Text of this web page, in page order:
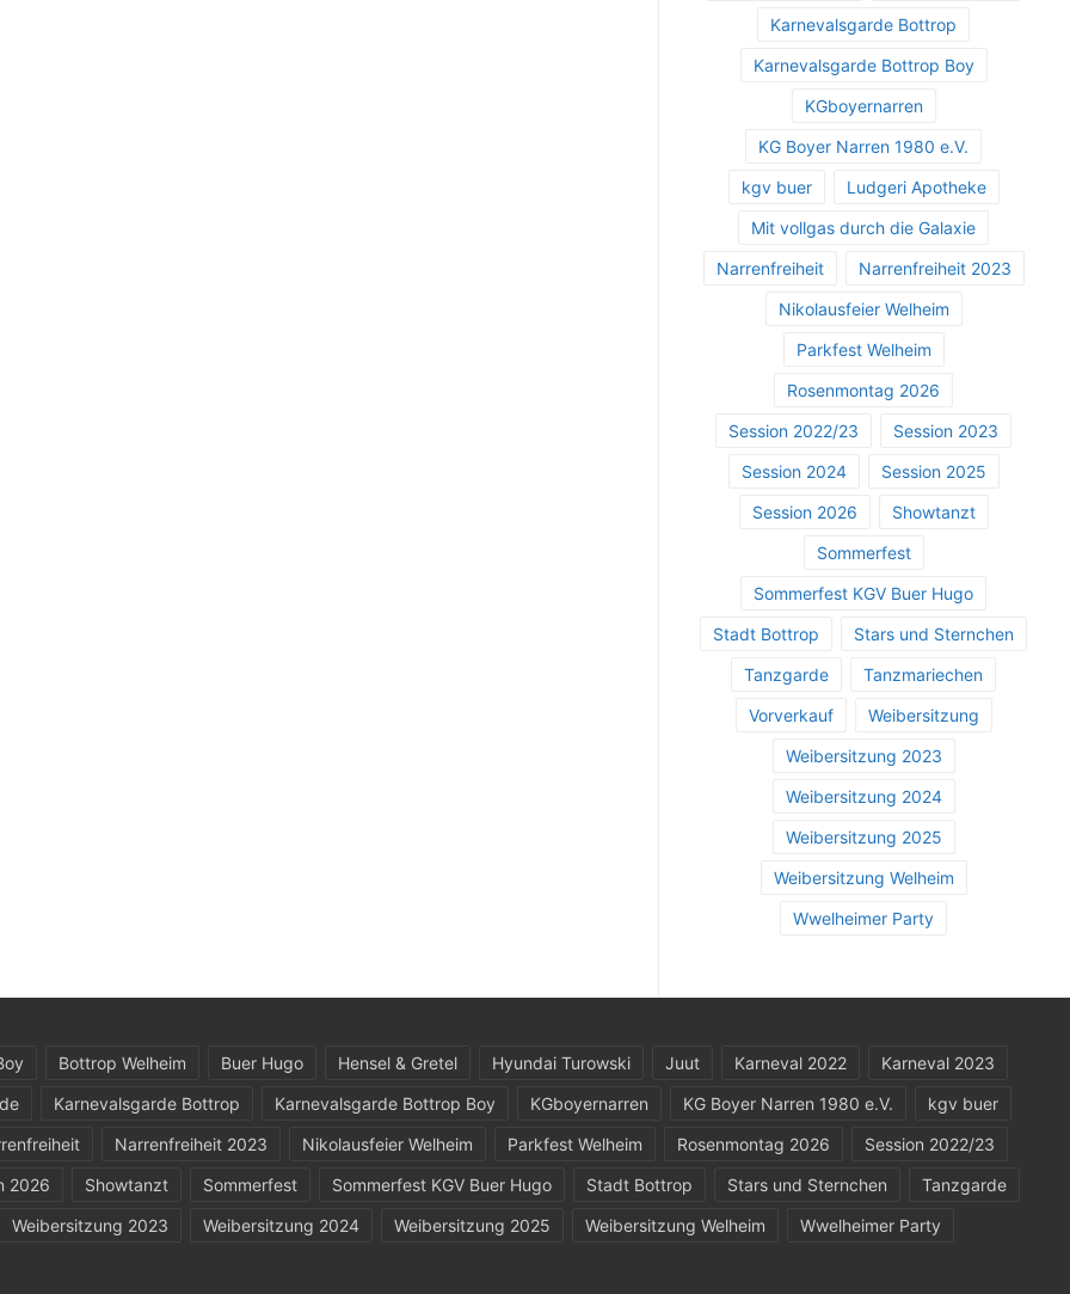
Karnevalsgarde Bottrop
Karnevalsgarde Bottrop Boy
KGboyernarren
KG Boyer Narren 1980 e.V.
kgv buer
Ludgeri Apotheke
Mit vollgas durch die Galaxie
Narrenfreiheit
Narrenfreiheit 2023
Nikolausfeier Welheim
Parkfest Welheim
Rosenmontag 2026
Session 2022/23
Session 2023
Session 2024
Session 2025
Session 2026
Showtanzt
Sommerfest
Sommerfest KGV Buer Hugo
Stadt Bottrop
Stars und Sternchen
Tanzgarde
Tanzmariechen
Vorverkauf
Weibersitzung
Weibersitzung 2023
Weibersitzung 2024
Weibersitzung 2025
Weibersitzung Welheim
Wwelheimer Party
Bottrop Welheim Buer Hugo Hensel & Gretel Hyundai Turowski Juut Karneval 2022
Karneval 2023
Karnevalsgarde Bottrop Karnevalsgarde Bottrop Boy KGboyernarren KG Boyer Narren 1980 e.V.
kgv buer
Narrenfreiheit 2023 Nikolausfeier Welheim Parkfest Welheim Rosenmontag 2026
Session 2022/23
2026 Showtanzt Sommerfest Sommerfest KGV Buer Hugo Stadt Bottrop Stars und Sternchen
Tanzgarde
Weibersitzung 2023 Weibersitzung 2024 Weibersitzung 2025 Weibersitzung Welheim Wwelheimer Party